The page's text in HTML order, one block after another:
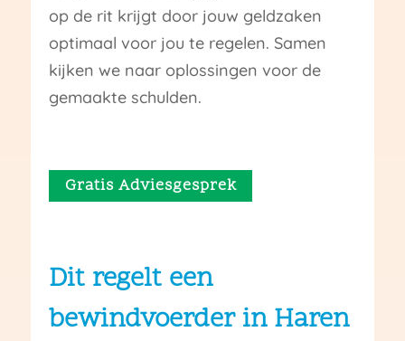
op de rit krijgt door jouw geldzaken
optimaal voor jou te regelen. Samen
kijken we naar oplossingen voor de
gemaakte schulden.
Gratis Adviesgesprek
Dit regelt een
bewindvoerder in Haren